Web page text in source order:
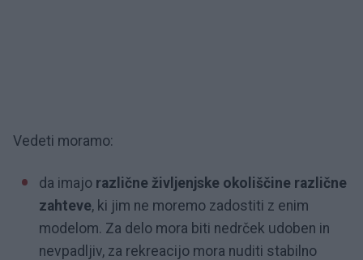
Vedeti moramo:
da imajo različne življenjske okoliščine različne
zahteve, ki jim ne moremo zadostiti z enim
modelom. Za delo mora biti nedrček udoben in
nevpadljiv, za rekreacijo mora nuditi stabilno